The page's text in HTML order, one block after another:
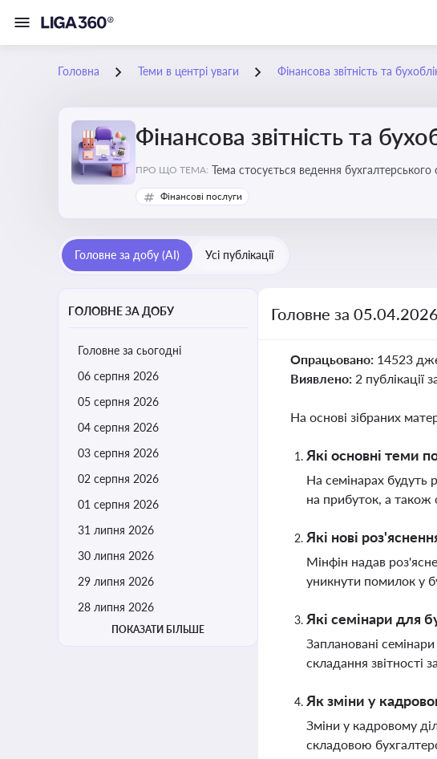
Головна Теми в центрі уваги Фінансова звітність та
Фінансова звітність та
ПРО ЩО ТЕМА: Тема стосується ведення бухгалтерського
Фінансові послуги
Головне за добу (AI) Усі публікації
ГОЛОВНЕ ЗА ДОБУ
Головне за сьогодні
06 серпня 2026
05 серпня 2026
04 серпня 2026
03 серпня 2026
02 серпня 2026
01 серпня 2026
31 липня 2026
30 липня 2026
29 липня 2026
28 липня 2026
ПОКАЗАТИ БІЛЬШЕ
Головне за
Опрацьовано: 14523
Виявлено: 2 публікації
На основі зібраних
Які основні теми
На семінарах
на прибуток, а також
Які нові
Мінфін надав
уникнути помилок у
Які семінари для
Заплановані
складання звітності
Як зміни у
Зміни у кадровому
складовою